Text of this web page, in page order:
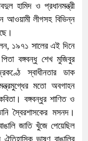
হামিদ ও প্রধানমন্ত্রী
আওয়ামী লীগসহ বিভিন্ন
১৯৭১ সালের এই দিনে
বঙ্গবন্ধু শেখ মুজিবুর
স্বাধীনতার ডাক
মতো অবগাহন
বঙ্গবন্ধুর শাণিত ও
স্বৈরশাসকের মসনদ।
জাতি খুঁজে পেয়েছিল
ভাষণ বাঙালির